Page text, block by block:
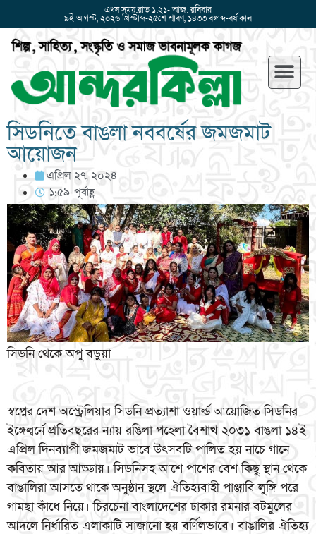
এখন সময়:রাত ১:২১- আজ: রবিবার
৯ই আগস্ট, ২০২৬ খ্রিস্টাব্দ-২৫শে শ্রাবণ, ১৪৩৩ বঙ্গাব্দ-বর্ষাকাল
সিডনিতে বাঙলা নববর্ষের জমজমাট
আয়োজন
এপ্রিল ২৭, ২০২৪
১:৫৯ পূর্বাহ্ণ
সিডনি থেকে অপু বড়ুয়া
স্বপ্নের দেশ অস্ট্রেলিয়ার সিডনি প্রত্যাশা ওয়ার্ল্ড আয়োজিত সিডনির
ইঙ্গেল্বর্নে প্রতিবছরের ন্যায় রঙিলা পহেলা বৈশাখ ২০৩১ বাঙলা ১৪ই
এপ্রিল দিনব্যাপী জমজমাট ভাবে উৎসবটি পালিত হয় নাচে গানে
কবিতায় আর আড্ডায়। সিডনিসহ আশে পাশের বেশ কিছু স্থান থেকে
বাঙালিরা আসতে থাকে অনুষ্ঠান স্থলে ঐতিহ্যবাহী পাঞ্জাবি লুঙ্গি পরে
গামছা কাঁধে নিয়ে। চিরচেনা বাংলাদেশের ঢাকার রমনার বটমুলের
আদলে নির্ধারিত এলাকাটি সাজানো হয় বর্ণিলভাবে। বাঙালির ঐতিহ্য